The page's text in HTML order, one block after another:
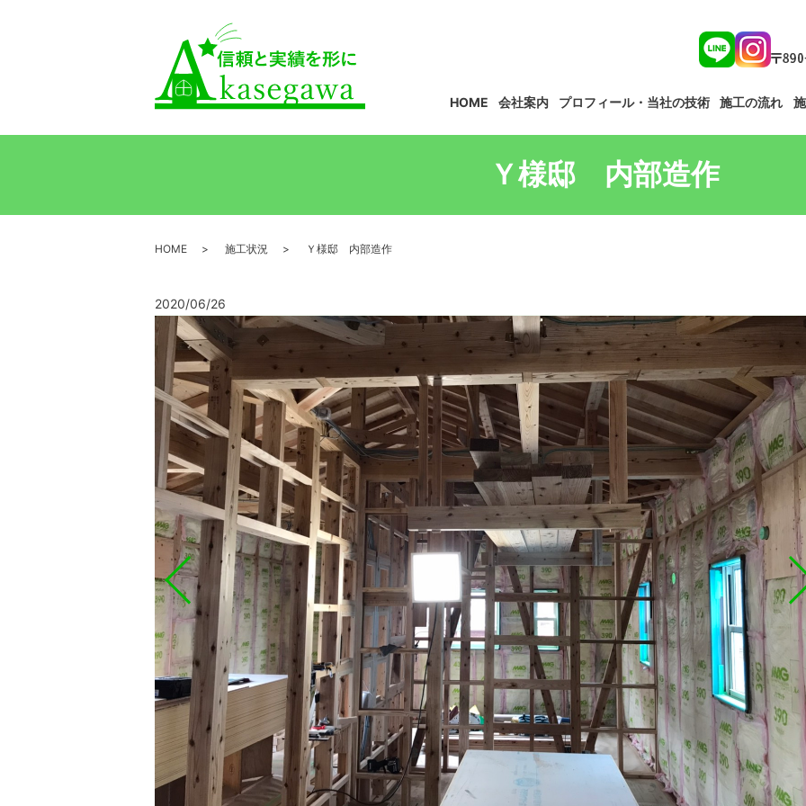
HOME 会社案内 プロフィール・当社の技術 施工の流れ
Ｙ様邸 内部造作
HOME 施工状況 Ｙ様邸 内部造作
2020/06/26